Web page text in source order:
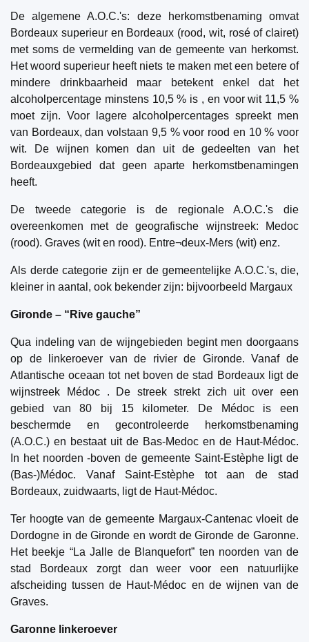
De algemene A.O.C.'s: deze herkomstbenaming omvat
Bordeaux superieur en Bordeaux (rood, wit, rosé of clairet)
met soms de vermelding van de gemeente van herkomst.
Het woord superieur heeft niets te maken met een betere of
mindere drinkbaarheid maar betekent enkel dat het
alcoholpercentage minstens 10,5 % is , en voor wit 11,5 %
moet zijn. Voor lagere alcoholpercentages spreekt men
van Bordeaux, dan volstaan 9,5 % voor rood en 10 % voor
wit. De wijnen komen dan uit de gedeelten van het
Bordeauxgebied dat geen aparte herkomstbenamingen
heeft.
De tweede categorie is de regionale A.O.C.'s die
overeenkomen met de geografische wijnstreek: Medoc
(rood). Graves (wit en rood). Entre¬deux-Mers (wit) enz.
Als derde categorie zijn er de gemeentelijke A.O.C.'s, die,
kleiner in aantal, ook bekender zijn: bijvoorbeeld Margaux
Gironde – “Rive gauche”
Qua indeling van de wijngebieden begint men doorgaans
op de linkeroever van de rivier de Gironde. Vanaf de
Atlantische oceaan tot net boven de stad Bordeaux ligt de
wijnstreek Médoc . De streek strekt zich uit over een
gebied van 80 bij 15 kilometer. De Médoc is een
beschermde en gecontroleerde herkomstbenaming
(A.O.C.) en bestaat uit de Bas-Medoc en de Haut-Médoc.
In het noorden -boven de gemeente Saint-Estèphe ligt de
(Bas-)Médoc. Vanaf Saint-Estèphe tot aan de stad
Bordeaux, zuidwaarts, ligt de Haut-Médoc.
Ter hoogte van de gemeente Margaux-Cantenac vloeit de
Dordogne in de Gironde en wordt de Gironde de Garonne.
Het beekje “La Jalle de Blanquefort” ten noorden van de
stad Bordeaux zorgt dan weer voor een natuurlijke
afscheiding tussen de Haut-Médoc en de wijnen van de
Graves.
Garonne linkeroever